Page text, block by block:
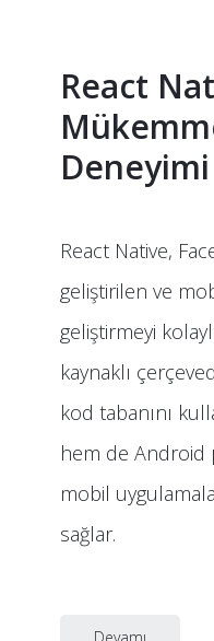
React
Deneyimi
React Native,
geliştirilen ve
geliştirmeyi
kaynaklı
kod tabanını
hem de Android
mobil
sağlar.